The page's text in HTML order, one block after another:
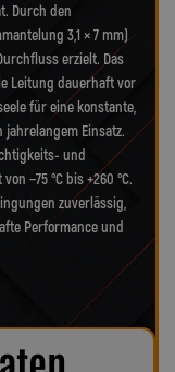
Durch den
3,1 × 7 mm)
erzielt. Das
Leitung dauerhaft vor
für eine konstante,
Einsatz.
und
−75 °C bis +260 °C.
zuverlässig,
Performance und